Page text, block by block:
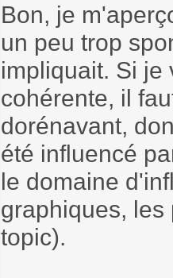
Bon, je
un peu trop
impliquait. Si je
cohérente, il
dorénavant,
été influencé
le domaine
graphiques, les
topic).